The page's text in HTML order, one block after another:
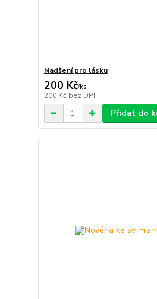
Nadšení pro lásku
200 Kč/ks
200 Kč bez DPH
Přidat do